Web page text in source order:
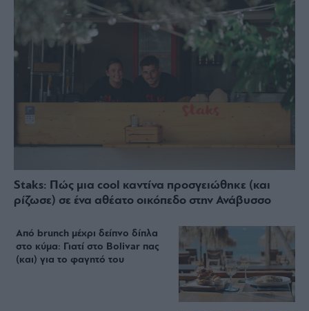
Staks: Πώς μια cool καντίνα προσγειώθηκε (και
ρίζωσε) σε ένα αθέατο οικόπεδο στην Ανάβυσσο
Από brunch μέχρι δείπνο δίπλα
στο κύμα: Γιατί στο Bolivar πας
(και) για το φαγητό του